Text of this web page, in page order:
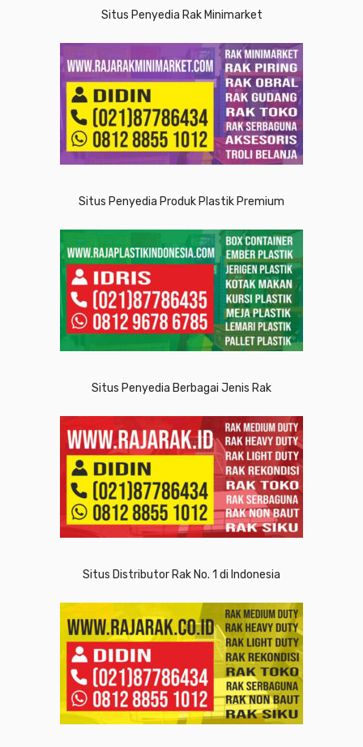
Situs Penyedia Rak Minimarket
Situs Penyedia Produk Plastik Premium
Situs Penyedia Berbagai Jenis Rak
Situs Distributor Rak No. 1 di Indonesia